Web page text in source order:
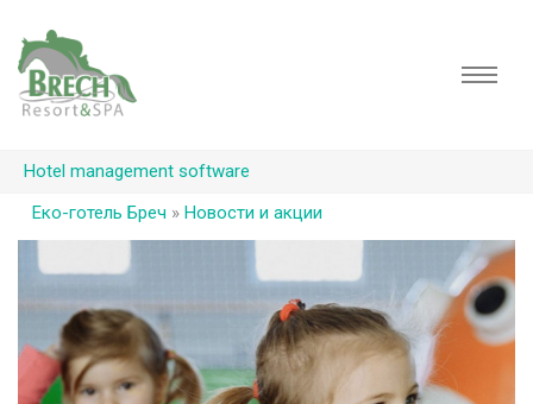
Hotel management software
Еко-готель Бреч » Новости и акции